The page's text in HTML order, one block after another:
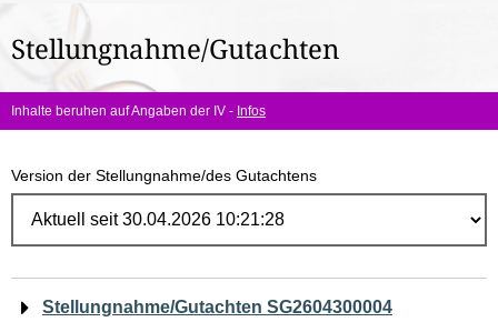
hier:
Stellungnahme/Gutachten
Inhalte beruhen auf Angaben der IV - Infos
Version der Stellungnahme/des Gutachtens
Navigation
Stellungnahme/Gutachten SG2604300004